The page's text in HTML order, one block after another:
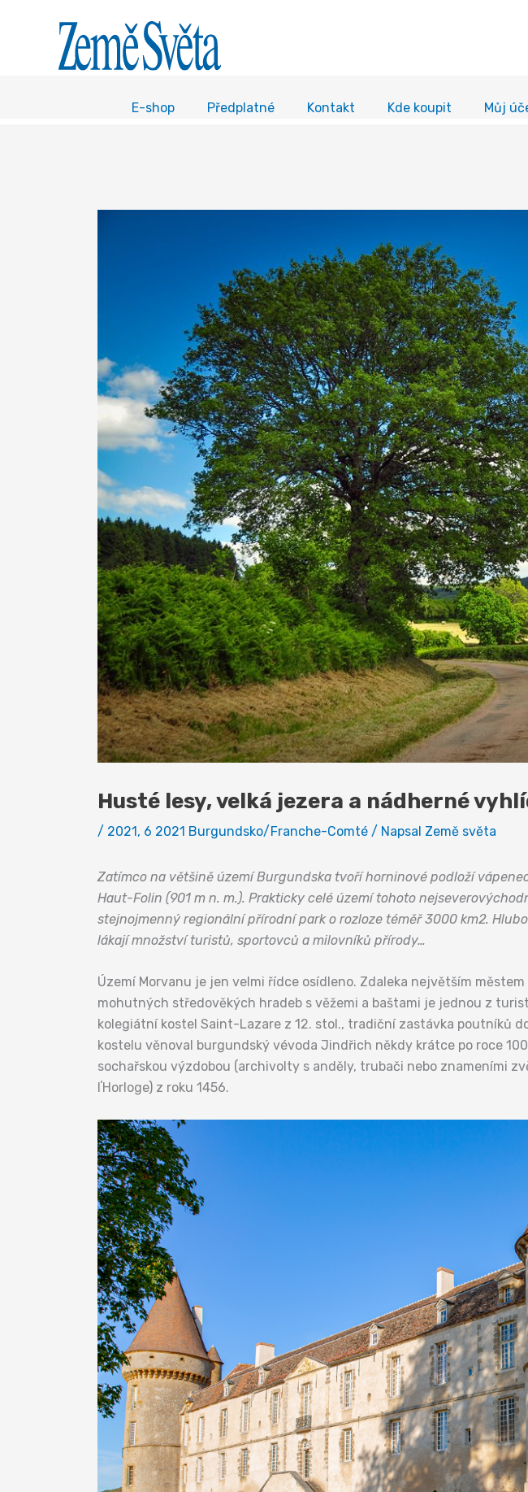
E-shop Předplatné Kontakt Kde koupit Můj
Husté lesy, velká jezera a nádherné
/ 2021, 6 2021 Burgundsko/Franche-Comté / Napsal Země světa
Zatímco na většině území Burgundska tvoří horninové podloží
Haut-Folin (901 m n. m.). Prakticky celé území tohoto
stejnojmenný regionální přírodní park o rozloze téměř 3000 km2.
lákají množství turistů, sportovců a milovníků přírody…
Území Morvanu je jen velmi řídce osídleno. Zdaleka největším
mohutných středověkých hradeb s věžemi a baštami je jednou z
kolegiátní kostel Saint-Lazare z 12. stol., tradiční zastávka poutníků
kostelu věnoval burgundský vévoda Jindřich někdy krátce po roce
sochařskou výzdobou (archivolty s anděly, trubači nebo znameními
lʼHorloge) z roku 1456.